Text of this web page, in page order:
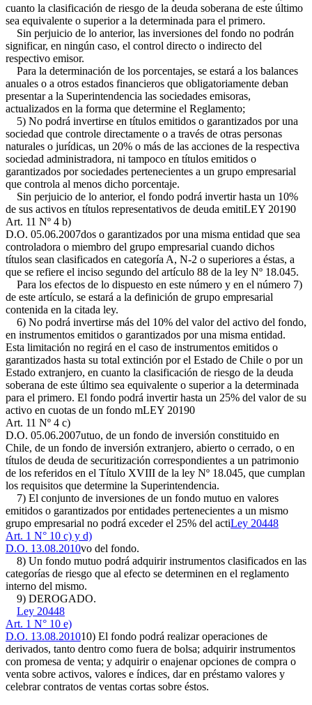
cuanto la clasificación de riesgo de la deuda soberana de este último
sea equivalente o superior a la determinada para el primero.
Sin perjuicio de lo anterior, las inversiones del fondo no podrán
significar, en ningún caso, el control directo o indirecto del
respectivo emisor.
Para la determinación de los porcentajes, se estará a los balances
anuales o a otros estados financieros que obligatoriamente deban
presentar a la Superintendencia las sociedades emisoras,
actualizados en la forma que determine el Reglamento;
5) No podrá invertirse en títulos emitidos o garantizados por una
sociedad que controle directamente o a través de otras personas
naturales o jurídicas, un 20% o más de las acciones de la respectiva
sociedad administradora, ni tampoco en títulos emitidos o
garantizados por sociedades pertenecientes a un grupo empresarial
que controla al menos dicho porcentaje.
Sin perjuicio de lo anterior, el fondo podrá invertir hasta un 10%
de sus activos en títulos representativos de deuda emitiLEY 20190
Art. 11 Nº 4 b)
D.O. 05.06.2007dos o garantizados por una misma entidad que sea
controladora o miembro del grupo empresarial cuando dichos
títulos sean clasificados en categoría A, N-2 o superiores a éstas, a
que se refiere el inciso segundo del artículo 88 de la ley Nº 18.045.
Para los efectos de lo dispuesto en este número y en el número 7)
de este artículo, se estará a la definición de grupo empresarial
contenida en la citada ley.
6) No podrá invertirse más del 10% del valor del activo del fondo,
en instrumentos emitidos o garantizados por una misma entidad.
Esta limitación no regirá en el caso de instrumentos emitidos o
garantizados hasta su total extinción por el Estado de Chile o por un
Estado extranjero, en cuanto la clasificación de riesgo de la deuda
soberana de este último sea equivalente o superior a la determinada
para el primero. El fondo podrá invertir hasta un 25% del valor de su
activo en cuotas de un fondo mLEY 20190
Art. 11 Nº 4 c)
D.O. 05.06.2007utuo, de un fondo de inversión constituido en
Chile, de un fondo de inversión extranjero, abierto o cerrado, o en
títulos de deuda de securitización correspondientes a un patrimonio
de los referidos en el Título XVIII de la ley Nº 18.045, que cumplan
los requisitos que determine la Superintendencia.
7) El conjunto de inversiones de un fondo mutuo en valores
emitidos o garantizados por entidades pertenecientes a un mismo
grupo empresarial no podrá exceder el 25% del actiLey 20448
Art. 1 N° 10 c) y d)
D.O. 13.08.2010vo del fondo.
8) Un fondo mutuo podrá adquirir instrumentos clasificados en las
categorías de riesgo que al efecto se determinen en el reglamento
interno del mismo.
9) DEROGADO.
Ley 20448
Art. 1 N° 10 e)
D.O. 13.08.201010) El fondo podrá realizar operaciones de
derivados, tanto dentro como fuera de bolsa; adquirir instrumentos
con promesa de venta; y adquirir o enajenar opciones de compra o
venta sobre activos, valores e índices, dar en préstamo valores y
celebrar contratos de ventas cortas sobre éstos.